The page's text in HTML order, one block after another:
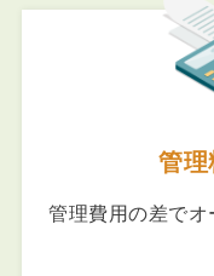
管理
管理費用の差で